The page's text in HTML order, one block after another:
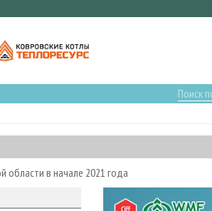
области в начале 2021 года